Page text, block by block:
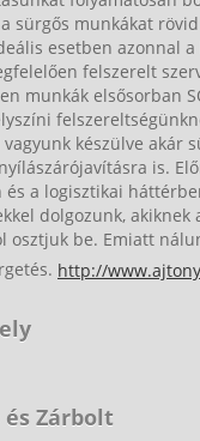
sürgős munkákat
esetben azonnal
felszerelt
munkák elsősorban
készülve akár
is.
és a logisztikai
dolgozunk, akiknek
osztjuk be. Emiatt
http://
Zárbolt